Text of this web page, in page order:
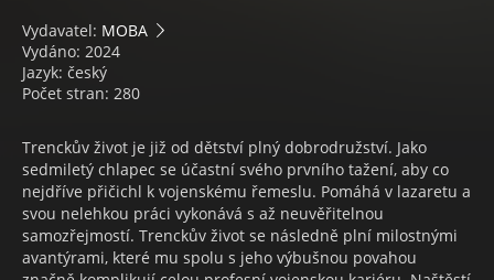
Vydavatel: MOBA
Vydáno: 2024
Jazyk: český
Počet stran: 280
Trenckův život je již od dětství plný dobrodružství. Jako
sedmiletý chlapec se účastní svého prvního tažení, aby co
nejdříve přičichl k vojenskému řemeslu. Pomáhá v lazaretu a
svou nelehkou práci vykonává s až neuvěřitelnou
samozřejmostí. Trenckův život se následně plní milostnými
avantýrami, které mu spolu s jeho výbušnou povahou